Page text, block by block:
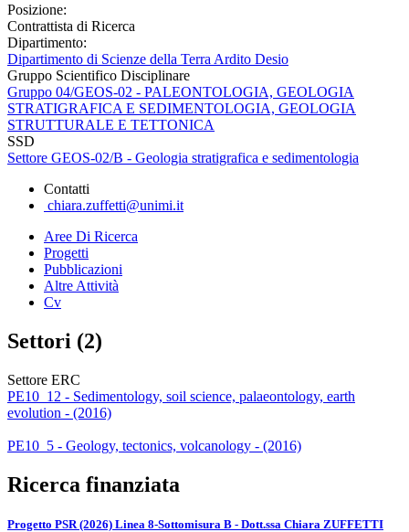
Posizione:
Contrattista di Ricerca
Dipartimento:
Dipartimento di Scienze della Terra Ardito Desio
Gruppo Scientifico Disciplinare
Gruppo 04/GEOS-02 - PALEONTOLOGIA, GEOLOGIA
STRATIGRAFICA E SEDIMENTOLOGIA, GEOLOGIA
STRUTTURALE E TETTONICA
SSD
Settore GEOS-02/B - Geologia stratigrafica e sedimentologia
Contatti
chiara.zuffetti@unimi.it
Aree Di Ricerca
Progetti
Pubblicazioni
Altre Attività
Cv
Settori (2)
Settore ERC
PE10_12 - Sedimentology, soil science, palaeontology, earth
evolution - (2016)
PE10_5 - Geology, tectonics, volcanology - (2016)
Ricerca finanziata
Progetto PSR (2026) Linea 8-Sottomisura B - Dott.ssa Chiara ZUFFETTI